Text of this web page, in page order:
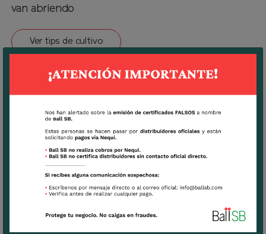
van abriendo
Ver tips de cultivo
Colores (5)
Descargar
Ficha Técnica Lisianthus Flare